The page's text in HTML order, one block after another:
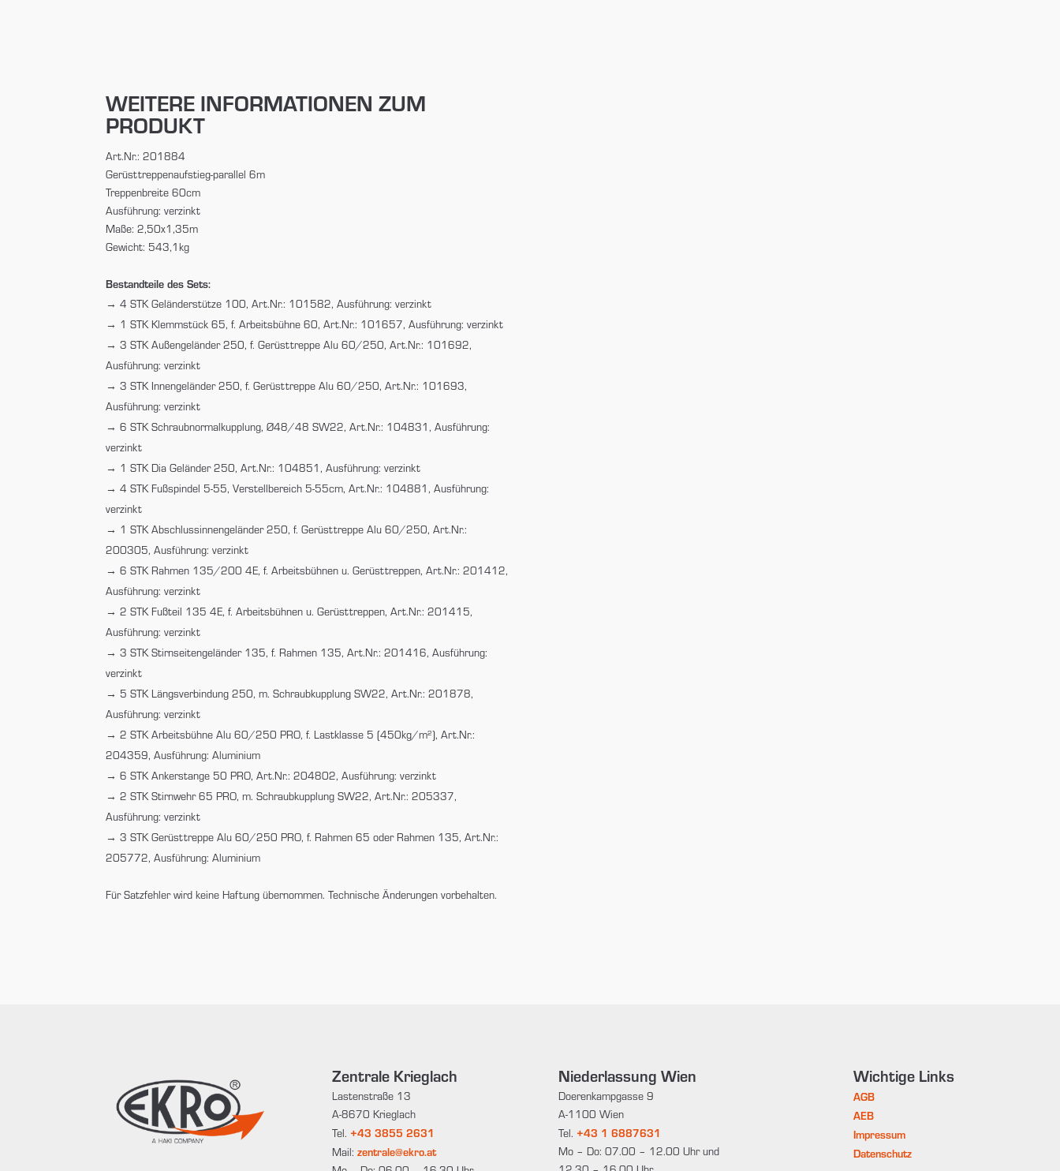
WEITERE INFORMATIONEN ZUM
PRODUKT
Art.Nr.: 201884
Gerüsttreppenaufstieg-parallel 6m
Treppenbreite 60cm
Ausführung: verzinkt
Maße: 2,50x1,35m
Gewicht: 543,1kg
Bestandteile des Sets:
4 STK Geländerstütze 100, Art.Nr.: 101582, Ausführung: verzinkt
1 STK Klemmstück 65, f. Arbeitsbühne 60, Art.Nr.: 101657, Ausführung: verzinkt
3 STK Außengeländer 250, f. Gerüsttreppe Alu 60/250, Art.Nr.: 101692,
Ausführung: verzinkt
3 STK Innengeländer 250, f. Gerüsttreppe Alu 60/250, Art.Nr.: 101693,
Ausführung: verzinkt
6 STK Schraubnormalkupplung, Ø48/48 SW22, Art.Nr.: 104831, Ausführung:
verzinkt
1 STK Dia Geländer 250, Art.Nr.: 104851, Ausführung: verzinkt
4 STK Fußspindel 5-55, Verstellbereich 5-55cm, Art.Nr.: 104881, Ausführung:
verzinkt
1 STK Abschlussinnengeländer 250, f. Gerüsttreppe Alu 60/250, Art.Nr.:
200305, Ausführung: verzinkt
6 STK Rahmen 135/200 4E, f. Arbeitsbühnen u. Gerüsttreppen, Art.Nr.: 201412,
Ausführung: verzinkt
2 STK Fußteil 135 4E, f. Arbeitsbühnen u. Gerüsttreppen, Art.Nr.: 201415,
Ausführung: verzinkt
3 STK Stirnseitengeländer 135, f. Rahmen 135, Art.Nr.: 201416, Ausführung:
verzinkt
5 STK Längsverbindung 250, m. Schraubkupplung SW22, Art.Nr.: 201878,
Ausführung: verzinkt
2 STK Arbeitsbühne Alu 60/250 PRO, f. Lastklasse 5 (450kg/m²), Art.Nr.:
204359, Ausführung: Aluminium
6 STK Ankerstange 50 PRO, Art.Nr.: 204802, Ausführung: verzinkt
2 STK Stirnwehr 65 PRO, m. Schraubkupplung SW22, Art.Nr.: 205337,
Ausführung: verzinkt
3 STK Gerüsttreppe Alu 60/250 PRO, f. Rahmen 65 oder Rahmen 135, Art.Nr.:
205772, Ausführung: Aluminium
Für Satzfehler wird keine Haftung übernommen. Technische Änderungen vorbehalten.
Zentrale Krieglach
Lastenstraße 13
A-8670 Krieglach
Tel. +43 3855 2631
Mail:zentrale@ekro.at
Niederlassung Wien
Doerenkampgasse 9
A-1100 Wien
Tel. +43 1 6887631
Mo – Do: 07.00 – 12.00 Uhr und
Wichtige Links
AGB
AEB
Impressum
Datenschutz